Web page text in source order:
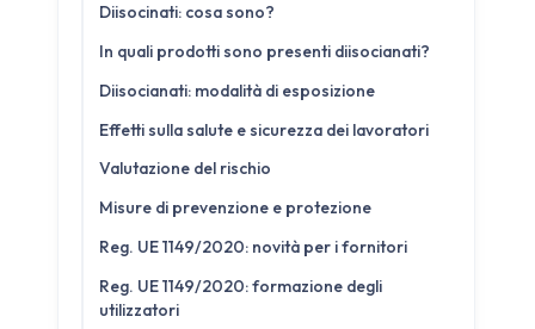
Diisocinati: cosa sono?
In quali prodotti sono presenti diisocianati?
Diisocianati: modalità di esposizione
Effetti sulla salute e sicurezza dei lavoratori
Valutazione del rischio
Misure di prevenzione e protezione
Reg. UE 1149/2020: novità per i fornitori
Reg. UE 1149/2020: formazione degli
utilizzatori